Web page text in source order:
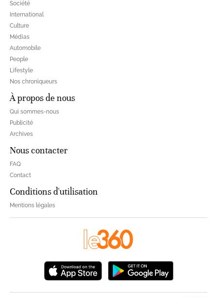
Société
International
Culture
Médias
Automobile
People
Lifestyle
Nos chroniqueurs
À propos de nous
Qui sommes-nous
Publicité
Archives
Nous contacter
FAQ
Contact
Conditions d'utilisation
Mentions légales